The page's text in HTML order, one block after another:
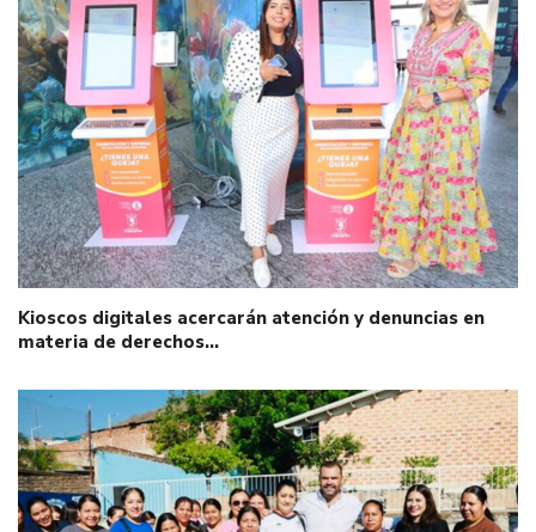
Kioscos digitales acercarán atención y denuncias en
materia de derechos…